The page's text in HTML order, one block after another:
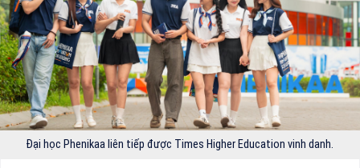
Đại học Phenikaa liên tiếp được Times Higher Education vinh danh.